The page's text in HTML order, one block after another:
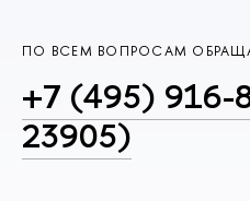
ПО ВСЕМ ВОПРОСАМ
+7 (495) 916-
23905)